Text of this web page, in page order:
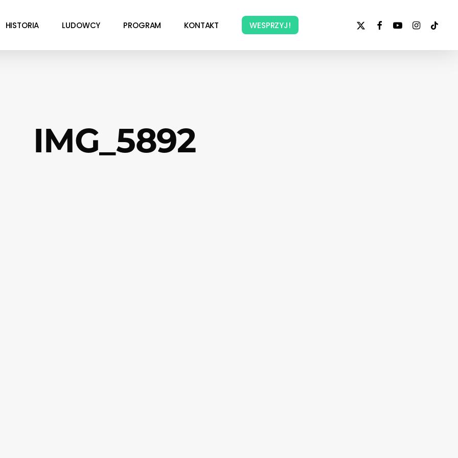
HISTORIA LUDOWCY PROGRAM KONTAKT WESPRZYJ!
x-
facebookyoutubeinstagram
tiktok
IMG_5892